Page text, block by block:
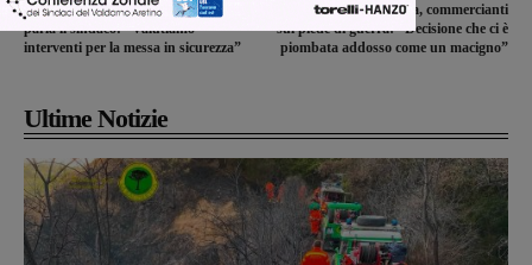
Strada pericolosa, dopo la petizione
parla il sindaco: “Valutiamo
interventi per la messa in sicurezza”
Chiusura di via Gorizia, commercianti
sul piede di guerra: “Decisione che ci è
piombata addosso come un macigno”
Ultime Notizie